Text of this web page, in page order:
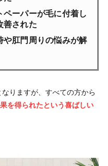
ーパーが毛に付着し
善された
や肛門周りの悩みが解
りますが、すべての方から
を得られたという喜ばしい